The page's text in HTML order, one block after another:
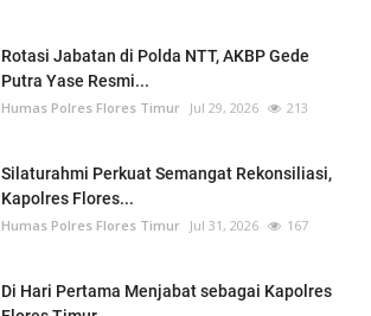
Rotasi Jabatan di Polda NTT, AKBP Gede
Putra Yase Resmi...
Humas Polres Flores Timur Jul 29, 2026 213
Silaturahmi Perkuat Semangat Rekonsiliasi,
Kapolres Flores...
Humas Polres Flores Timur Jul 31, 2026 167
Di Hari Pertama Menjabat sebagai Kapolres